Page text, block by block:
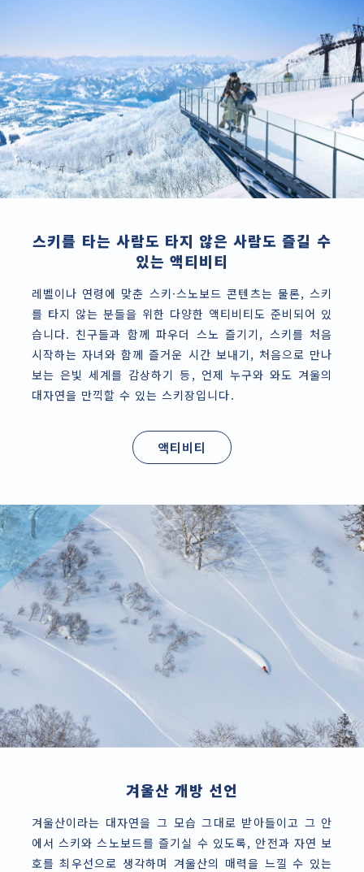
스키를 타는 사람도 타지 않은 사람도 즐길 수
있는 액티비티
레벨이나 연령에 맞춘 스키·스노보드 콘텐츠는 물론, 스키
를 타지 않는 분들을 위한 다양한 액티비티도 준비되어 있
습니다. 친구들과 함께 파우더 스노 즐기기, 스키를 처음
시작하는 자녀와 함께 즐거운 시간 보내기, 처음으로 만나
보는 은빛 세계를 감상하기 등, 언제 누구와 와도 겨울의
대자연을 만끽할 수 있는 스키장입니다.
액티비티
겨울산 개방 선언
겨울산이라는 대자연을 그 모습 그대로 받아들이고 그 안
에서 스키와 스노보드를 즐기실 수 있도록, 안전과 자연 보
호를 최우선으로 생각하며 겨울산의 매력을 느낄 수 있는